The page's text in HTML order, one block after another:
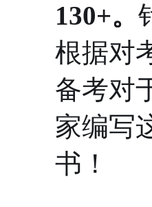
130+。
根据对
备考对
家编写
书！